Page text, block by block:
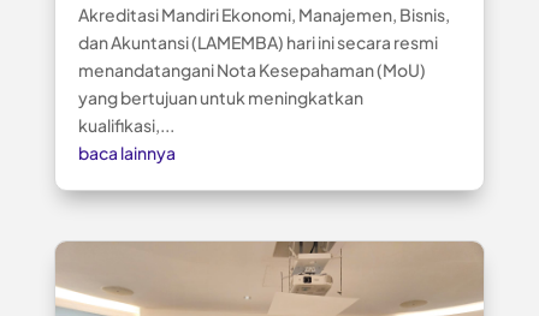
Akreditasi Mandiri Ekonomi, Manajemen, Bisnis,
dan Akuntansi (LAMEMBA) hari ini secara resmi
menandatangani Nota Kesepahaman (MoU)
yang bertujuan untuk meningkatkan
kualifikasi,...
baca lainnya